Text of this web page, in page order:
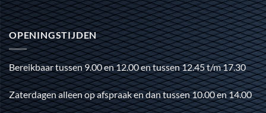
OPENINGSTIJDEN
Bereikbaar tussen 9.00 en 12.00 en tussen 12.45 t/m 17.30
Zaterdagen alleen op afspraak en dan tussen 10.00 en 14.00